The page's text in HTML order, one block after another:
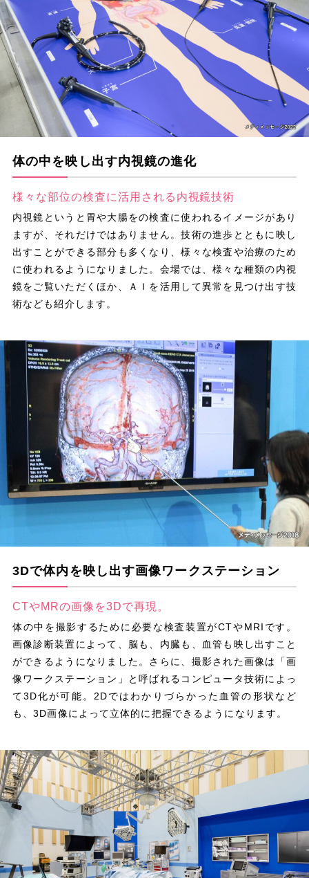
体の中を映し出す内視鏡の進化
様々な部位の検査に活用される内視鏡技術
内視鏡というと胃や大腸をの検査に使われるイメージがあり
ますが、それだけではありません。技術の進歩とともに映し
出すことができる部分も多くなり、様々な検査や治療のため
に使われるようになりました。会場では、様々な種類の内視
鏡をご覧いただくほか、ＡＩを活用して異常を見つけ出す技
術なども紹介します。
3Dで体内を映し出す画像ワークステーション
CTやMRの画像を3Dで再現。
体の中を撮影するために必要な検査装置がCTやMRIです。
画像診断装置によって、脳も、内臓も、血管も映し出すこと
ができるようになりました。さらに、撮影された画像は「画
像ワークステーション」と呼ばれるコンピュータ技術によっ
て3D化が可能。2Dではわかりづらかった血管の形状など
も、3D画像によって立体的に把握できるようになります。